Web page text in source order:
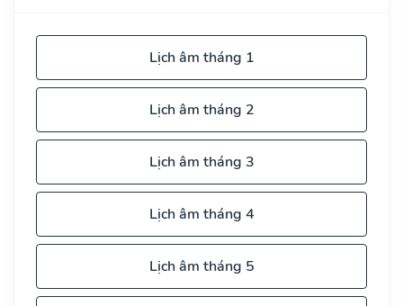
Lịch âm tháng 1
Lịch âm tháng 2
Lịch âm tháng 3
Lịch âm tháng 4
Lịch âm tháng 5